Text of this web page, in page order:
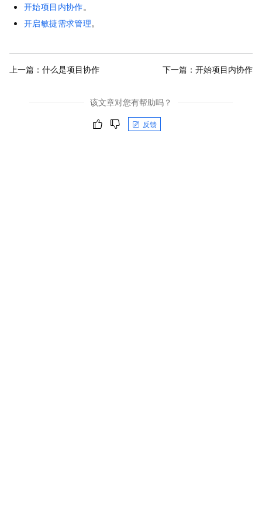
开始项目内协作。
开启敏捷需求管理。
上一篇： 什么是项目协作 下一篇： 开始项目内协作
该文章对您有帮助吗？
反馈